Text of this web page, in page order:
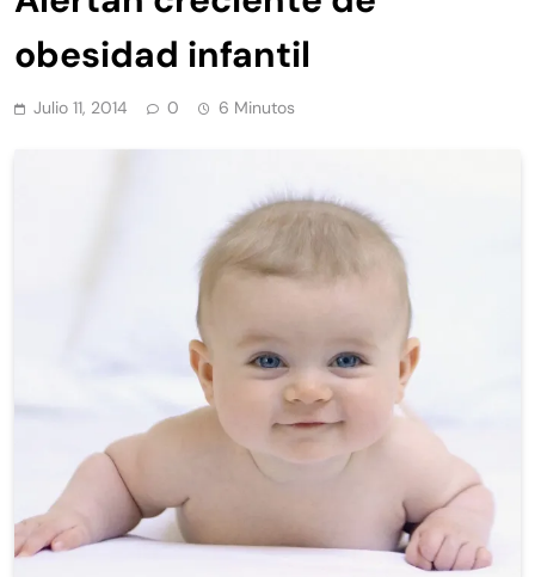
obesidad infantil
Julio 11, 2014 0 6 Minutos